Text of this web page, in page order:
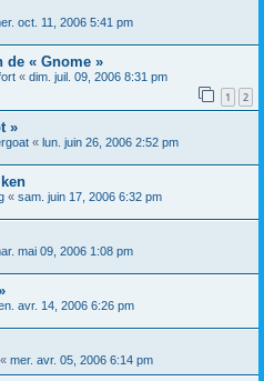
oct. 11, 2006 5:41 pm
« Gnome »
« dim. juil. 09, 2006 8:31 pm
1 2
»
« lun. juin 26, 2006 2:52 pm
« sam. juin 17, 2006 6:32 pm
mai 09, 2006 1:08 pm
avr. 14, 2006 6:26 pm
« mer. avr. 05, 2006 6:14 pm